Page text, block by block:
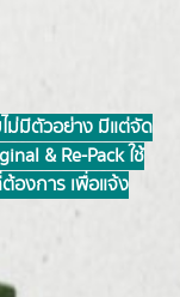
ม่มีตัวอย่าง มีแต่จัด
& Re-Pack ใช้
องการ เพื่อแจ้ง